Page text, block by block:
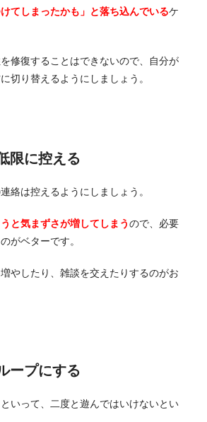
けてしまったかも」と落ち込んでいるケ
修復することはできないので、自分が
切り替えるようにしましょう。
限に控える
絡は控えるようにしましょう。
と気まずさが増してしまうので、必要
がベターです。
やしたり、雑談を交えたりするのがお
ープにする
いって、二度と遊んではいけないとい